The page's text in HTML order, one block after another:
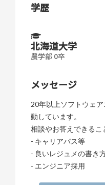
学歴
北海道大学
農学部 0卒
メッセージ
20年以上ソフトウェ
動しています。
相談やお答えできるこ
- キャリアパス等
- 良いレジュメの書き
- エンジニア採用